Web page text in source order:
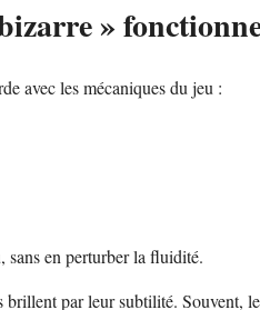
»
avec les mécaniques du jeu :
en perturber la fluidité.
par leur subtilité. Souvent,